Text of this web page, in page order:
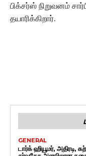
பிக்சர்ஸ் நிறுவனம்
தயாரிக்கிறார்.
GENERAL
டார்க் ஹியூமர், அதிரடி,